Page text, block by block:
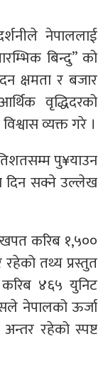
नेपाललाई
बिन्दु” को
क्षमता र बजार
वृद्धिदरको
व्यक्त गरे ।
पु¥याउन
दिन सक्ने उल्लेख
खपत करिब १,५००
तथ्य प्रस्तुत
करिब ४६५ युनिट
नेपालको ऊर्जा
रहेको स्पष्ट